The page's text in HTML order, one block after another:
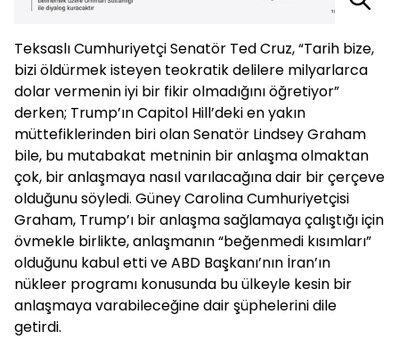
Teksaslı Cumhuriyetçi Senatör Ted Cruz, “Tarih bize,
bizi öldürmek isteyen teokratik delilere milyarlarca
dolar vermenin iyi bir fikir olmadığını öğretiyor”
derken; Trump’ın Capitol Hill’deki en yakın
müttefiklerinden biri olan Senatör Lindsey Graham
bile, bu mutabakat metninin bir anlaşma olmaktan
çok, bir anlaşmaya nasıl varılacağına dair bir çerçeve
olduğunu söyledi. Güney Carolina Cumhuriyetçisi
Graham, Trump’ı bir anlaşma sağlamaya çalıştığı için
övmekle birlikte, anlaşmanın “beğenmedi kısımları”
olduğunu kabul etti ve ABD Başkanı’nın İran’ın
nükleer programı konusunda bu ülkeyle kesin bir
anlaşmaya varabileceğine dair şüphelerini dile
getirdi.